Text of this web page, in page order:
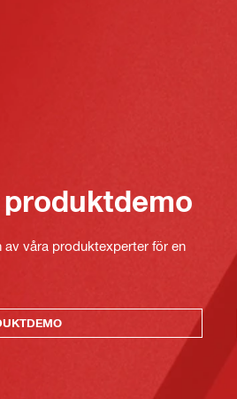
av våra produktexperter för en